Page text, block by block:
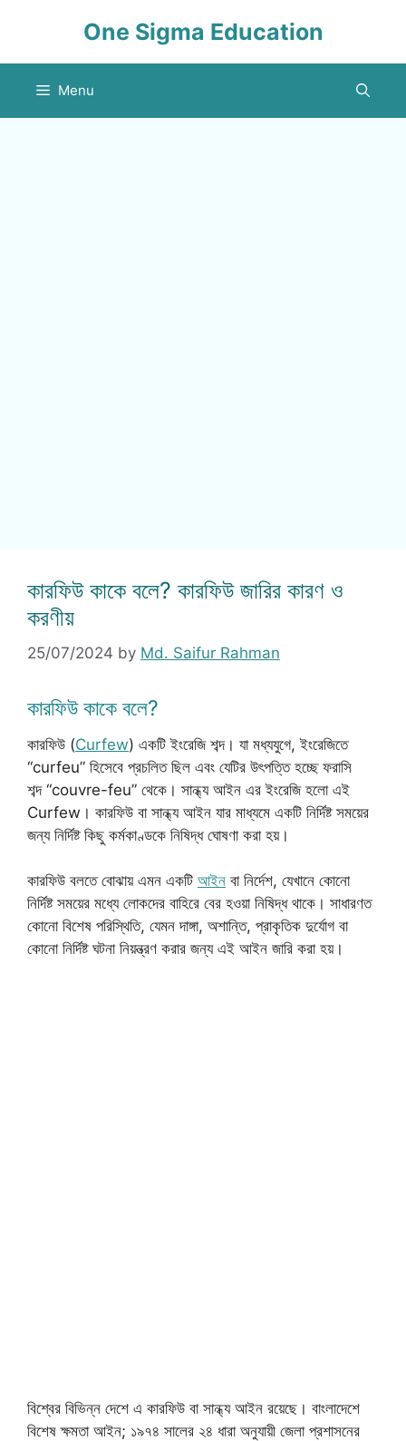
One Sigma Education
Menu
কারফিউ কাকে বলে? কারফিউ জারির কারণ ও
করণীয়
25/07/2024 by Md. Saifur Rahman
কারফিউ কাকে বলে?
কারফিউ (Curfew) একটি ইংরেজি শব্দ। যা মধ্যযুগে, ইংরেজিতে
“curfeu” হিসেবে প্রচলিত ছিল এবং যেটির উৎপত্তি হচ্ছে ফরাসি
শব্দ “couvre-feu” থেকে। সান্ধ্য আইন এর ইংরেজি হলো এই
Curfew। কারফিউ বা সান্ধ্য আইন যার মাধ্যমে একটি নির্দিষ্ট সময়ের
জন্য নির্দিষ্ট কিছু কর্মকাণ্ডকে নিষিদ্ধ ঘোষণা করা হয়।
কারফিউ বলতে বোঝায় এমন একটি আইন বা নির্দেশ, যেখানে কোনো
নির্দিষ্ট সময়ের মধ্যে লোকদের বাহিরে বের হওয়া নিষিদ্ধ থাকে। সাধারণত
কোনো বিশেষ পরিস্থিতি, যেমন দাঙ্গা, অশান্তি, প্রাকৃতিক দুর্যোগ বা
কোনো নির্দিষ্ট ঘটনা নিয়ন্ত্রণ করার জন্য এই আইন জারি করা হয়।
বিশ্বের বিভিন্ন দেশে এ কারফিউ বা সান্ধ্য আইন রয়েছে। বাংলাদেশে
বিশেষ ক্ষমতা আইন; ১৯৭৪ সালের ২৪ ধারা অনুযায়ী জেলা প্রশাসনের